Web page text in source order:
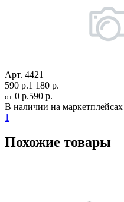
Арт. 4421
590 р.1 180 р.
от 0 р.590 р.
В наличии на маркетплейсах
1
Похожие товары